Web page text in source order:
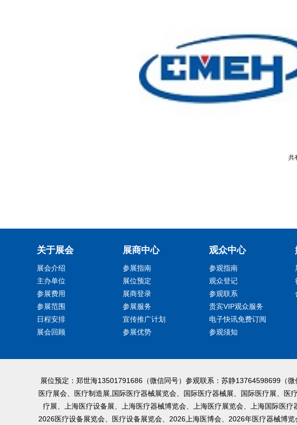
共
关于展会
展会介绍
主办单位
参展费用
参展范围
日程安排
展会回顾
展商中心
参展指南
展位预定
展商登录
参展服务
宣传推广计划
参展优势
观众中心
参观指南
观众登记
参观联系
贵宾VIP观众服务
电子快讯免费订阅
参观须知
展位预定：郑世海13501791686（微信同号）参观联系：苏静13764598699（
医疗展会、医疗制造展,国际医疗器械展览会、国际医疗器械展、国际医疗展、
疗展、上海医疗设备展、上海医疗器械博览会、上海医疗展览会、上海国际医
2026医疗设备展览会、医疗设备展览会、2026上海医博会、2026年医疗器械博